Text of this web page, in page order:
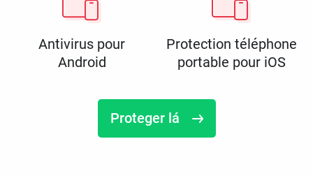
Antivirus pour
Android
Protection téléphone
portable pour iOS
Proteger lá